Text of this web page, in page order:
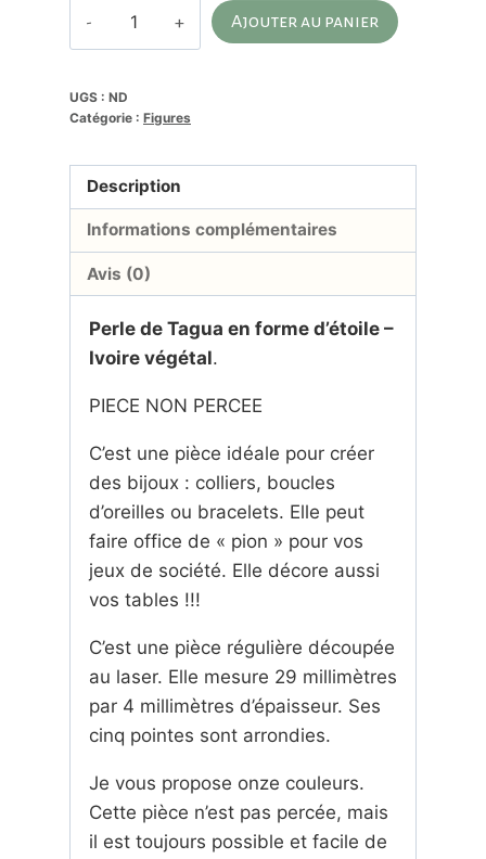
de
Tagua
forme
d'étoile.
Ivoire
végétal
Ajouter au panier
UGS : ND
Catégorie : Figures
Description
Informations complémentaires
Avis (0)
Perle de Tagua en forme d’étoile –
Ivoire végétal.
PIECE NON PERCEE
C’est une pièce idéale pour créer
des bijoux : colliers, boucles
d’oreilles ou bracelets. Elle peut
faire office de « pion » pour vos
jeux de société. Elle décore aussi
vos tables !!!
C’est une pièce régulière découpée
au laser. Elle mesure 29 millimètres
par 4 millimètres d’épaisseur. Ses
cinq pointes sont arrondies.
Je vous propose onze couleurs.
Cette pièce n’est pas percée, mais
il est toujours possible et facile de